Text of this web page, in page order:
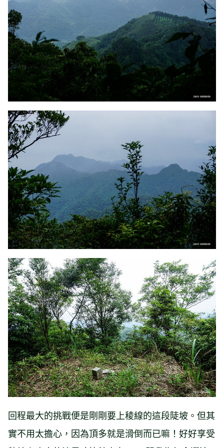
回程最大的挑戰便是剛剛要上稜線的這段陡坡。但其
實不用太擔心，因為頂多就是滑倒而已嘛！好好享受